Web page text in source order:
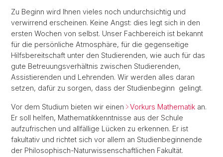
Zu Beginn wird Ihnen vieles noch undurchsichtig und
verwirrend erscheinen. Keine Angst: dies legt sich in den
ersten Wochen von selbst. Unser Fachbereich ist bekannt
für die persönliche Atmosphäre, für die gegenseitige
Hilfsbereitschaft unter den Studierenden, wie auch für das
gute Betreuungsverhältnis zwischen Studierenden,
Assistierenden und Lehrenden. Wir werden alles daran
setzen, dafür zu sorgen, dass der Studienbeginn gelingt.
Vor dem Studium bieten wir einen Vorkurs Mathematik an.
Er soll helfen, Mathematikkenntnisse aus der Schule
aufzufrischen und allfällige Lücken zu erkennen. Er ist
fakultativ und richtet sich vor allem an Studienbeginnende
der Philosophisch-Naturwissenschaftlichen Fakultät.